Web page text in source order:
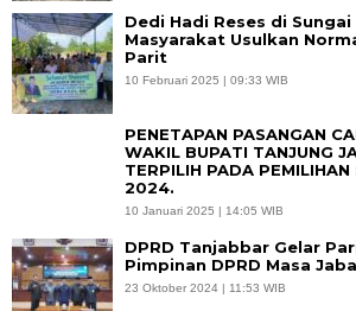
Dedi Hadi Reses di Sungai
Masyarakat Usulkan
Parit
10 Februari 2025 | 09:33 WIB
PENETAPAN PASANGAN
WAKIL BUPATI TANJUNG
TERPILIH PADA
2024.
10 Januari 2025 | 14:05 WIB
DPRD Tanjabbar Gelar
Pimpinan DPRD Masa
23 Oktober 2024 | 11:53 WIB